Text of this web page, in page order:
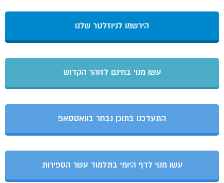
הירשמו לניוזלטר שלנו
עשו מנוי בחינם לזוהר הקדוש
התעדכנו בתוכן נבחר בוואטסאפ
עשו מנוי לדף היומי בתלמוד עשר הספירות